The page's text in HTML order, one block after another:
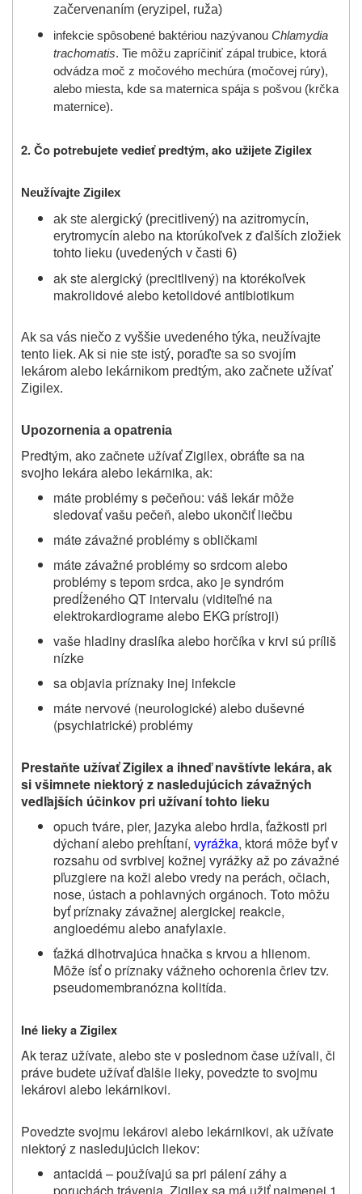
začervenaním (eryzipel, ruža)
infekcie spôsobené baktériou nazývanou Chlamydia
trachomatis. Tie môžu zapríčiniť zápal trubice, ktorá
odvádza moč z močového mechúra (močovej rúry),
alebo miesta, kde sa maternica spája s pošvou (krčka
maternice).
2. Čo potrebujete vedieť predtým, ako užijete Zigilex
Neužívajte Zigilex
ak ste alergický (precitlivený) na azitromycín,
erytromycín alebo na ktorúkoľvek z ďalších zložiek
tohto lieku (uvedených v časti 6)
ak ste alergický (precitlivený) na ktorékoľvek
makrolidové alebo ketolidové antibiotikum
Ak sa vás niečo z vyššie uvedeného týka, neužívajte
tento liek. Ak si nie ste istý, poraďte sa so svojím
lekárom alebo lekárnikom predtým, ako začnete užívať
Zigilex.
Upozornenia a opatrenia
Predtým, ako začnete užívať Zigilex, obráťte sa na
svojho lekára alebo lekárnika, ak:
máte problémy s pečeňou: váš lekár môže
sledovať vašu pečeň, alebo ukončiť liečbu
máte závažné problémy s obličkami
máte závažné problémy so srdcom alebo
problémy s tepom srdca, ako je syndróm
predĺženého QT intervalu (viditeľné na
elektrokardiograme alebo EKG prístroji)
vaše hladiny draslíka alebo horčíka v krvi sú príliš
nízke
sa objavia príznaky inej infekcie
máte nervové (neurologické) alebo duševné
(psychiatrické) problémy
Prestaňte užívať Zigilex a ihneď navštívte lekára, ak
si všimnete niektorý z nasledujúcich závažných
vedľajších účinkov pri užívaní tohto lieku
opuch tváre, pier, jazyka alebo hrdla, ťažkosti pri
dýchaní alebo prehĺtaní, vyrážka, ktorá môže byť v
rozsahu od svrbivej kožnej vyrážky až po závažné
pľuzgiere na koži alebo vredy na perách, očiach,
nose, ústach a pohlavných orgánoch. Toto môžu
byť príznaky závažnej alergickej reakcie,
angioedému alebo anafylaxie.
ťažká dlhotrvajúca hnačka s krvou a hlienom.
Môže ísť o príznaky vážneho ochorenia čriev tzv.
pseudomembranózna kolitída.
Iné lieky a Zigilex
Ak teraz užívate, alebo ste v poslednom čase užívali, či
práve budete užívaťďalšie lieky, povedzte to svojmu
lekárovi alebo lekárnikovi.
Povedzte svojmu lekárovi alebo lekárnikovi, ak užívate
niektorý z nasledujúcich liekov:
antacidá – používajú sa pri pálení záhy a